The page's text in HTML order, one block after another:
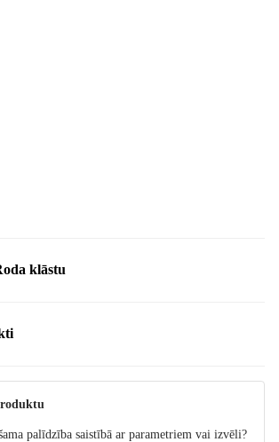
klāstu
palīdzība saistībā ar parametriem vai izvēli?